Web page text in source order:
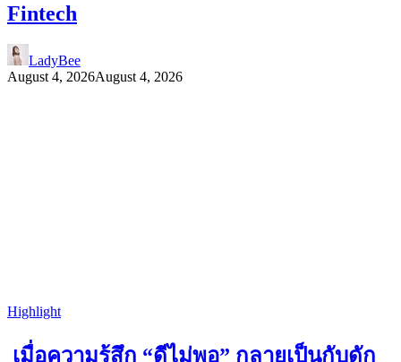
Fintech
LadyBee
August 4, 2026August 4, 2026
Highlight
เมื่อความรู้สึก “ดีไม่พอ” กลายเป็นกับดัก